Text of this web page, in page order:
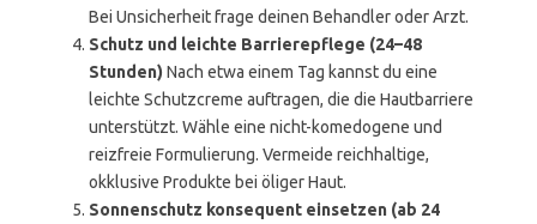
Bei Unsicherheit frage deinen Behandler oder Arzt.
Schutz und leichte Barrierepflege (24–48
Stunden) Nach etwa einem Tag kannst du eine
leichte Schutzcreme auftragen, die die Hautbarriere
unterstützt. Wähle eine nicht-komedogene und
reizfreie Formulierung. Vermeide reichhaltige,
okklusive Produkte bei öliger Haut.
Sonnenschutz konsequent einsetzen (ab 24